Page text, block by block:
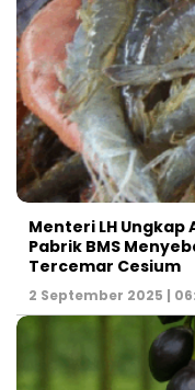
Menteri LH Ungkap
Pabrik BMS
Tercemar Cesium
2 September 2025 |